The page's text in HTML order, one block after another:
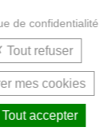
saveur
et
souffrants
Chaque
grammes de
de confidentialité
Tout refuser
mes cookies
Tout accepter